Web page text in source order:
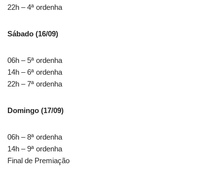
22h – 4ª ordenha
Sábado (16/09)
06h – 5ª ordenha
14h – 6ª ordenha
22h – 7ª ordenha
Domingo (17/09)
06h – 8ª ordenha
14h – 9ª ordenha
Final de Premiação